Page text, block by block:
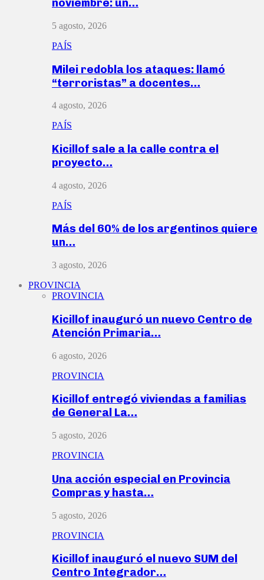
noviembre: un…
5 agosto, 2026
PAÍS
Milei redobla los ataques: llamó
“terroristas” a docentes…
4 agosto, 2026
PAÍS
Kicillof sale a la calle contra el
proyecto…
4 agosto, 2026
PAÍS
Más del 60% de los argentinos quiere
un…
3 agosto, 2026
PROVINCIA
PROVINCIA
Kicillof inauguró un nuevo Centro de
Atención Primaria…
6 agosto, 2026
PROVINCIA
Kicillof entregó viviendas a familias
de General La…
5 agosto, 2026
PROVINCIA
Una acción especial en Provincia
Compras y hasta…
5 agosto, 2026
PROVINCIA
Kicillof inauguró el nuevo SUM del
Centro Integrador…